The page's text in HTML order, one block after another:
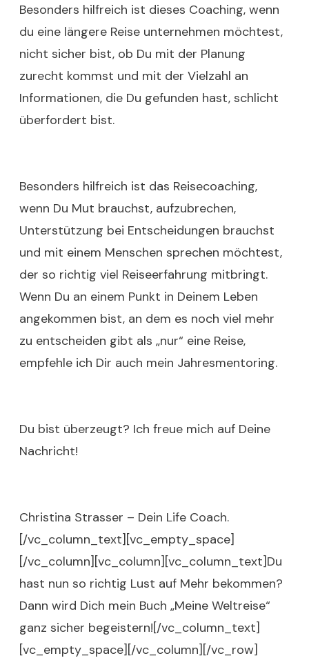
Besonders hilfreich ist dieses Coaching, wenn
du eine längere Reise unternehmen möchtest,
nicht sicher bist, ob Du mit der Planung
zurecht kommst und mit der Vielzahl an
Informationen, die Du gefunden hast, schlicht
überfordert bist.
Besonders hilfreich ist das Reisecoaching,
wenn Du Mut brauchst, aufzubrechen,
Unterstützung bei Entscheidungen brauchst
und mit einem Menschen sprechen möchtest,
der so richtig viel Reiseerfahrung mitbringt.
Wenn Du an einem Punkt in Deinem Leben
angekommen bist, an dem es noch viel mehr
zu entscheiden gibt als „nur“ eine Reise,
empfehle ich Dir auch mein Jahresmentoring.
Du bist überzeugt? Ich freue mich auf Deine
Nachricht!
Christina Strasser – Dein Life Coach.
[/vc_column_text][vc_empty_space]
[/vc_column][vc_column][vc_column_text]Du
hast nun so richtig Lust auf Mehr bekommen?
Dann wird Dich mein Buch „Meine Weltreise“
ganz sicher begeistern![/vc_column_text]
[vc_empty_space][/vc_column][/vc_row]